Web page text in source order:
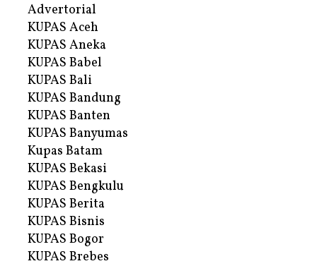
Advertorial
KUPAS Aceh
KUPAS Aneka
KUPAS Babel
KUPAS Bali
KUPAS Bandung
KUPAS Banten
KUPAS Banyumas
Kupas Batam
KUPAS Bekasi
KUPAS Bengkulu
KUPAS Berita
KUPAS Bisnis
KUPAS Bogor
KUPAS Brebes